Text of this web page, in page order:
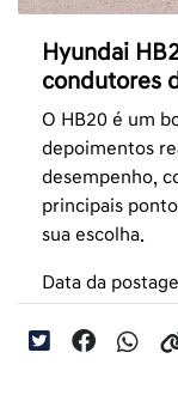
Hyundai
condutores
O HB20 é um
depoimentos
desempenho,
principais
sua escolha.
Data da